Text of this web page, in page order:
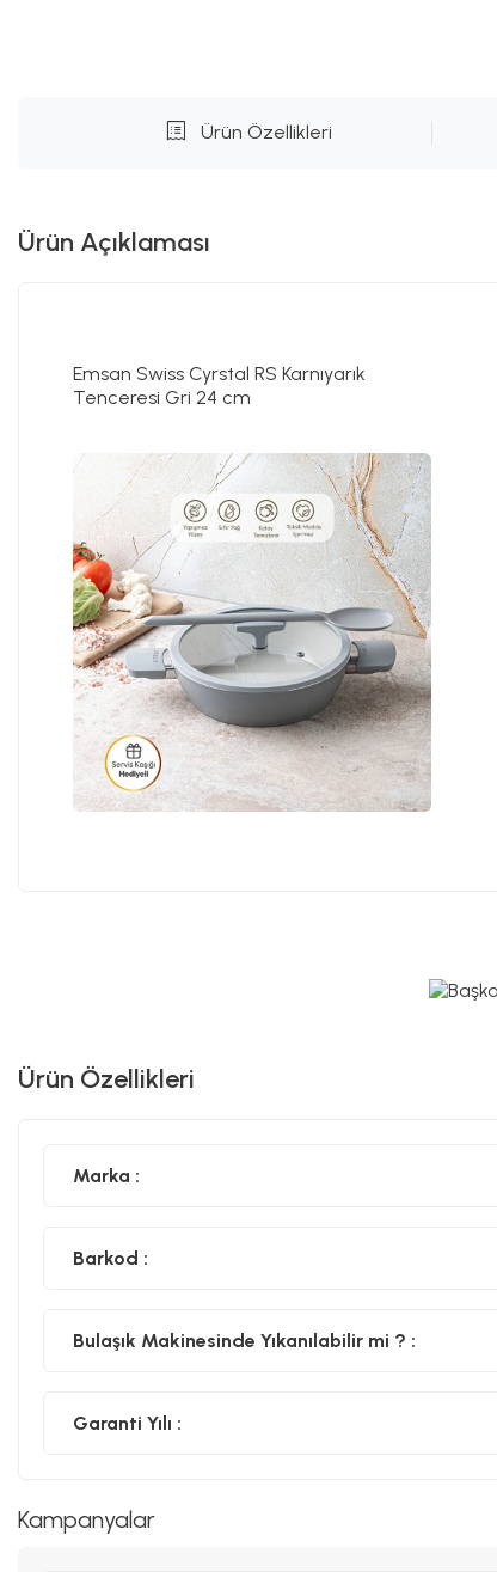
Ürün Özellikleri
Ürün Açıklaması
Emsan Swiss Cyrstal RS Karnıyarık
Tenceresi Gri 24 cm
Ürün Özellikleri
Marka :
Barkod :
Bulaşık Makinesinde Yıkanılabilir mi ? :
Garanti Yılı :
Kampanyalar